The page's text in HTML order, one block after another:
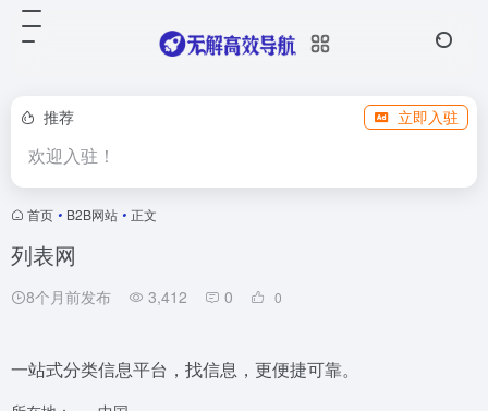
推荐 立即入驻
欢迎入驻！
首页 • B2B网站 • 正文
列表网
8个月前发布 3,412 0 0
一站式分类信息平台，找信息，更便捷可靠。